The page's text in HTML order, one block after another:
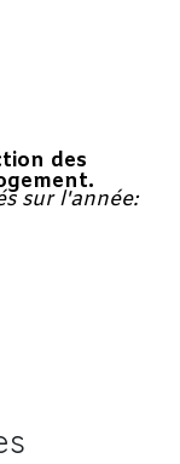
des
sur l'année: